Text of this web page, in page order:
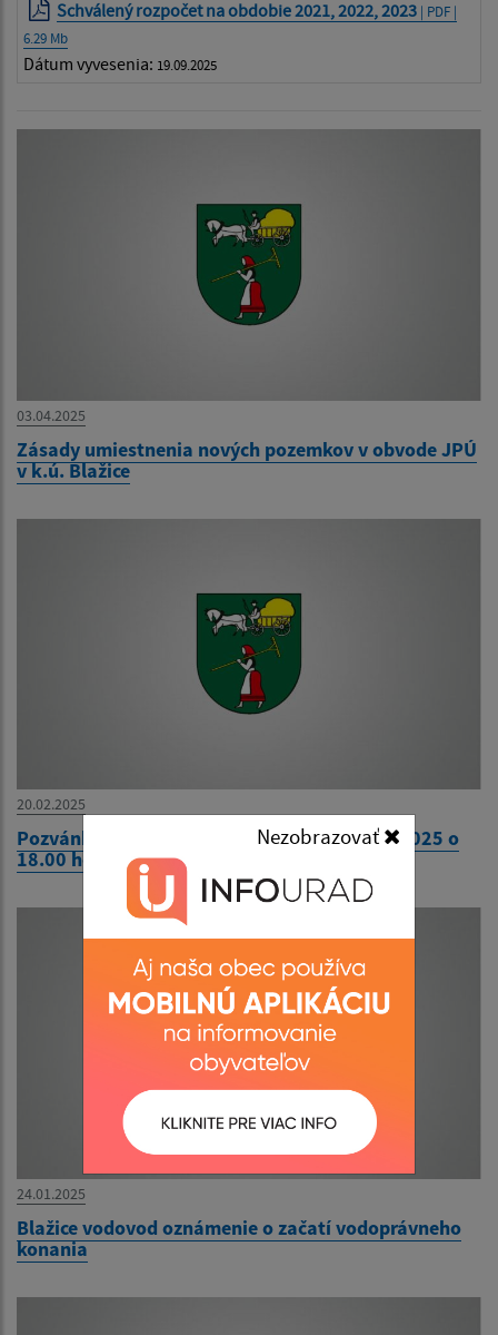
Nezobrazovať
Schválený rozpočet na obdobie 2021, 2022, 2023 | PDF |
6.29 Mb
Dátum vyvesenia: 19.09.2025
03.04.2025
Zásady umiestnenia nových pozemkov v obvode JPÚ
v k.ú. Blažice
20.02.2025
Pozvánka na 13. zasadnutie OcZ dňa 25.02.2025 o
18.00 hod.
24.01.2025
Blažice vodovod oznámenie o začatí vodoprávneho
konania